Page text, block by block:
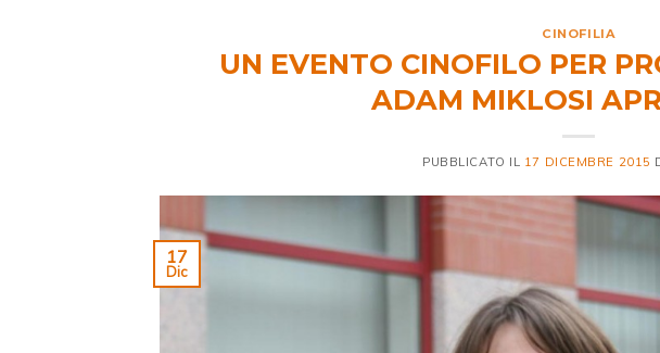
CINOFILIA
UN EVENTO CINOFILO PER
ADAM MIKLOSI
PUBBLICATO IL 17 DICEMBRE 2015
17
Dic